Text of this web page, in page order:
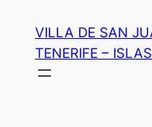
contenido
VILLA DE SAN
TENERIFE –